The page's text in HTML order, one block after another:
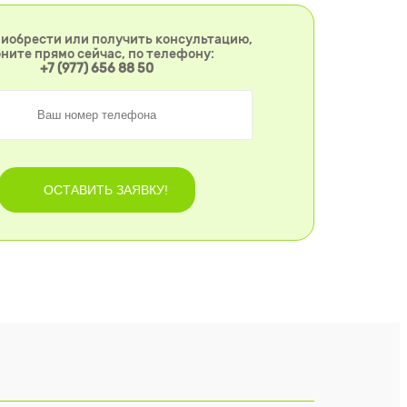
или получить консультацию,
прямо сейчас, по телефону:
+7 (977) 656 88 50